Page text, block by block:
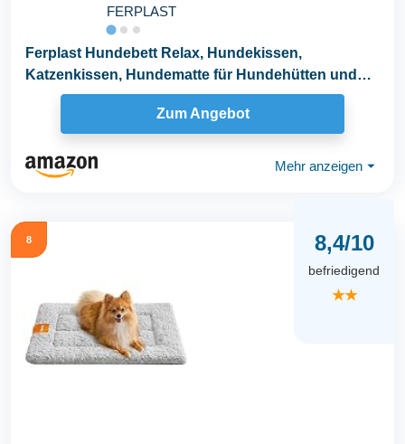
FERPLAST
Ferplast Hundebett Relax, Hundekissen,
Katzenkissen, Hundematte für Hundehütten und
Autos...
Zum Angebot
Mehr anzeigen ⏷
8 8,4/10
befriedigend
★★